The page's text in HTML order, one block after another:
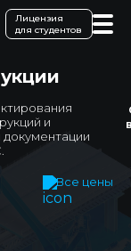
Лицензия
для студентов
и
Все цены